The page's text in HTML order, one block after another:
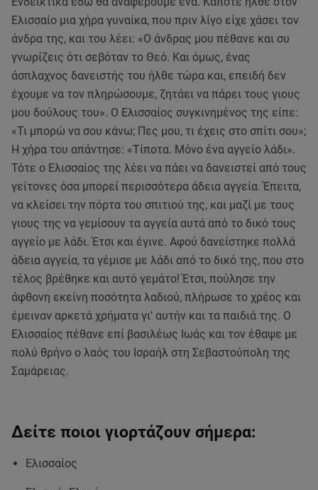
Ελισσαίο μια χήρα γυναίκα, που πριν λίγο είχε χάσει τον
άνδρα της, και του λέει: «Ο άνδρας μου πέθανε και συ
γνωρίζεις ότι σεβόταν το Θεό. Και όμως, ένας
άσπλαχνος δανειστής του ήλθε τώρα και, επειδή δεν
έχουμε να τον πληρώσουμε, ζητάει να πάρει τους γιους
μου δούλους του». Ο Ελισσαίος συγκινημένος της είπε:
«Τι μπορώ να σου κάνω; Πες μου, τι έχεις στο σπίτι σου»;
Η χήρα του απάντησε: «Τίποτα. Μόνο ένα αγγείο λάδι».
Τότε ο Ελισσαίος της λέει να πάει να δανειστεί από τους
γείτονες όσα μπορεί περισσότερα άδεια αγγεία. Έπειτα,
να κλείσει την πόρτα του σπιτιού της, και μαζί με τους
γιους της να γεμίσουν τα αγγεία αυτά από το δικό τους
αγγείο με λάδι. Έτσι και έγινε. Αφού δανείστηκε πολλά
άδεια αγγεία, τα γέμισε με λάδι από το δικό της, που στο
τέλος βρέθηκε και αυτό γεμάτο! Έτσι, πούλησε την
άφθονη εκείνη ποσότητα λαδιού, πλήρωσε το χρέος και
έμειναν αρκετά χρήματα γι' αυτήν και τα παιδιά της. Ο
Ελισσαίος πέθανε επί βασιλέως Ιωάς και τον έθαψε με
πολύ θρήνο ο λαός του Ισραήλ στη Σεβαστούπολη της
Σαμάρειας.
Δείτε ποιοι γιορτάζουν σήμερα:
Ελισσαίος